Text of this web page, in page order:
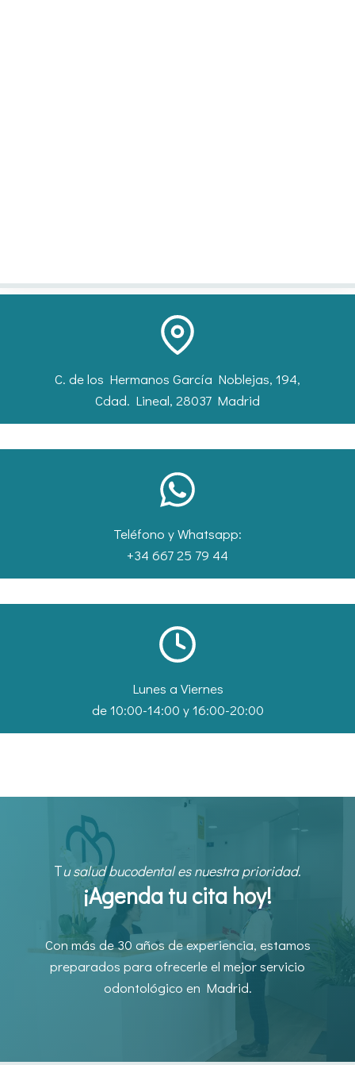
C. de los Hermanos García Noblejas, 194,
Cdad. Lineal, 28037 Madrid
Teléfono y Whatsapp:
+34 667 25 79 44
Lunes a Viernes
de 10:00-14:00 y 16:00-20:00
Tu salud bucodental es nuestra prioridad.
¡Agenda tu cita hoy!
Con más de 30 años de experiencia, estamos
preparados para ofrecerle el mejor servicio
odontológico en Madrid.